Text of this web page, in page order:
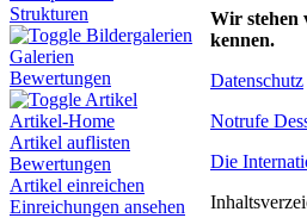
Strukturen
Bildergalerien
Galerien
Bewertungen
Artikel
Artikel-Home
Artikel auflisten
Bewertungen
Artikel einreichen
Einreichungen ansehen
Wir stehen
kennen.
Datenschutz
Notrufe
Die